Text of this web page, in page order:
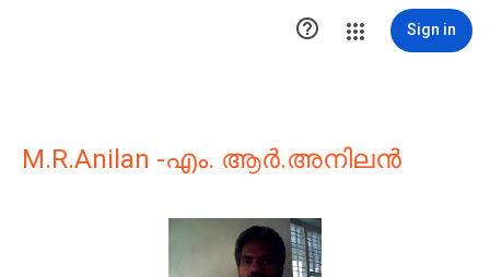
 Sign in
M.R.Anilan -എം. ആര്‍.അനിലന്‍